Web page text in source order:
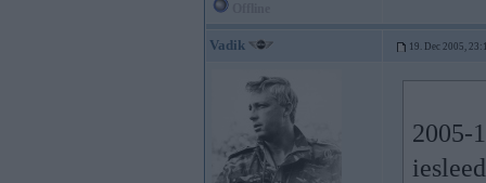
Vadik 19. Dec 2005,
2005-